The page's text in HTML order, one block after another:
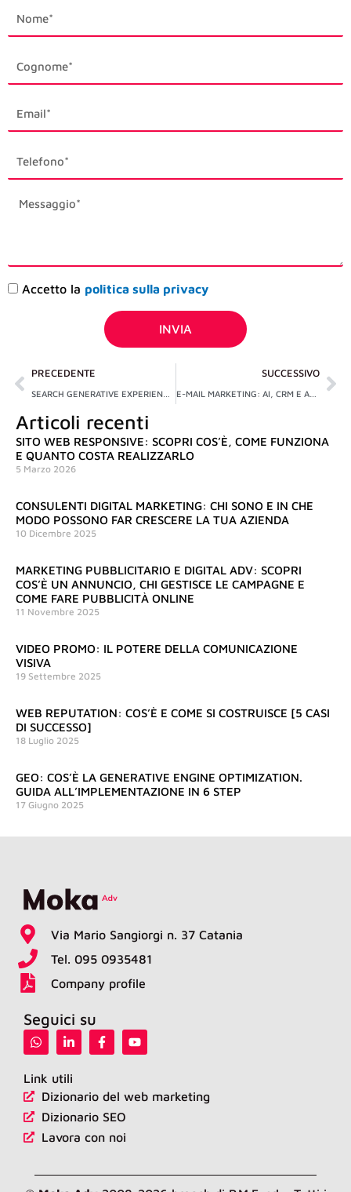
first_name
description
Accettazione
Accetto la politica sulla privacy
INVIA
Precedente
PRECEDENTE SUCCESSIVO
E-MAIL MARKETING: AI, CRM E ALTRE STRATEGIE PER IL SUCCESSO DEI TUOI PRODOTTI/SERVIZI
Articoli recenti
SITO WEB RESPONSIVE: SCOPRI COS’È, COME FUNZIONA
E QUANTO COSTA REALIZZARLO
5 Marzo 2026
CONSULENTI DIGITAL MARKETING: CHI SONO E IN CHE
MODO POSSONO FAR CRESCERE LA TUA AZIENDA
10 Dicembre 2025
MARKETING PUBBLICITARIO E DIGITAL ADV: SCOPRI
COS’È UN ANNUNCIO, CHI GESTISCE LE CAMPAGNE E
COME FARE PUBBLICITÀ ONLINE
11 Novembre 2025
VIDEO PROMO: IL POTERE DELLA COMUNICAZIONE
VISIVA
19 Settembre 2025
WEB REPUTATION: COS’È E COME SI COSTRUISCE [5 CASI
DI SUCCESSO]
18 Luglio 2025
GEO: COS’È LA GENERATIVE ENGINE OPTIMIZATION.
GUIDA ALL’IMPLEMENTAZIONE IN 6 STEP
17 Giugno 2025
Via Mario Sangiorgi n. 37 Catania
Tel. 095 0935481
Company profile
Seguici su
W
h
t
s
i
k
e
d
n
-
F
a
o
o
k
-
Y
o
b
Link utili
Dizionario del web marketing
Dizionario SEO
Lavora con noi